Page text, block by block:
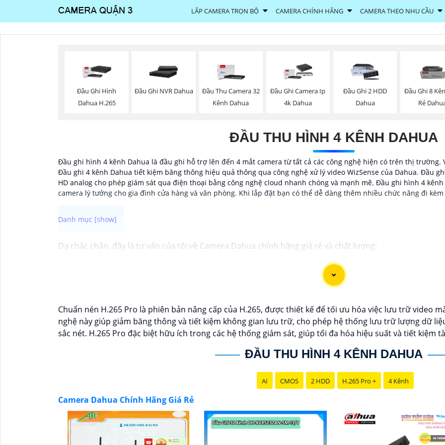
LẮP CAMERA TRỌN BỘ CAMERA CHÍNH HÃNG CAMERA THEO NHU CẦU
Đầu Ghi Hình
Dahua H.265
Đầu Ghi NVR Dahua
Đầu Thu Camera 32
Kênh Dahua
Đầu Ghi Camera Ip
4k Dahua
Đầu Ghi 2 HDD
Dahua
Đầu Ghi 8
Rẻ
ĐẦU THU HÌNH 4 KÊNH DAHUA
Đầu ghi hình 4 kênh Dahua là đầu ghi hỗ trợ lên đến 4 mắt camera từ tất cả các công nghệ hiện có trên thị trường.
Đầu ghi 4 kênh Dahua tiết kiệm băng thông hiệu quả thông qua công nghệ xử lý video WizSense của Dahua. Đầu
HD analog cho phép giám sát qua điện thoại bằng công nghệ cloud nhanh chóng và mạnh mẽ. Đầu ghi hình 4
camera lý tưởng cho gia đình cửa hàng và văn phòng. Khi lắp đặt bạn có thể dễ dàng thêm nhiều chức năng đi
Dạ chắc chắn, đây là tư vấn của tôi về Camera Dahua chính hãng giá rẻ và chất lượng:
nên mua từ các cửa hàng uy tín hoặc các đại lý chính thức của Dahua.☄️3:
Mức giá của Camera Dahua
Chất lượng của Camera Dahua được đánh giá
tử.
Hy vọng rằng những thông tin trên sẽ giúp bạn chọn lựa được Camera Dahua chính hãng, giá rẻ và
tư vấn thêm, đừng ngần ngại để lại Cung cấp cho công trình biết.
Chuẩn nén H.265 Pro là phiên bản nâng cấp của H.265, được thiết kế để tối ưu hóa việc lưu trữ video
nghệ này giúp giảm băng thông và tiết kiệm không gian lưu trữ, cho phép hệ thống lưu trữ lượng dữ
sắc nét. H.265 Pro đặc biệt hữu ích trong các hệ thống giám sát, giúp tối đa hóa hiệu suất và tiết kiệm
ĐẦU THU HÌNH 4 KÊNH DAHUA
AI CMOS 2 HDD H.265 Pro + 4 Kênh
Camera Dahua Chính Hãng Giá Rẻ